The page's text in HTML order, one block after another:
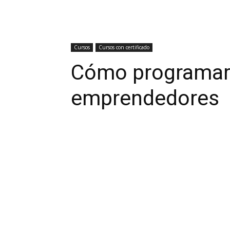
Cursos Cursos con certificado
Cómo
emprendedores